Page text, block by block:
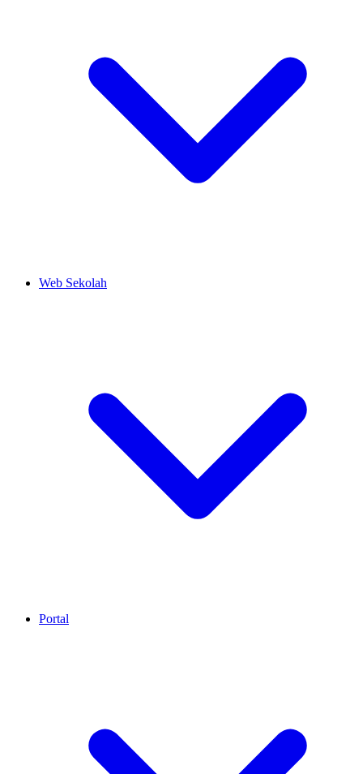
Web Sekolah
Portal